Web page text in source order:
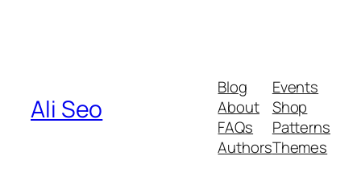
Ali Seo
Blog
About
FAQs
Authors
Events
Shop
Patterns
Themes